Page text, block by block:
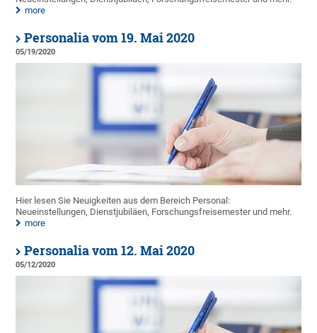
more
Personalia vom 19. Mai 2020
05/19/2020
Hier lesen Sie Neuigkeiten aus dem Bereich Personal:
Neueinstellungen, Dienstjubiläen, Forschungsfreisemester und mehr.
more
Personalia vom 12. Mai 2020
05/12/2020